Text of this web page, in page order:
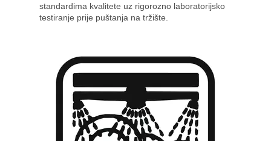
standardima kvalitete uz rigorozno laboratorijsko
testiranje prije puštanja na tržište.